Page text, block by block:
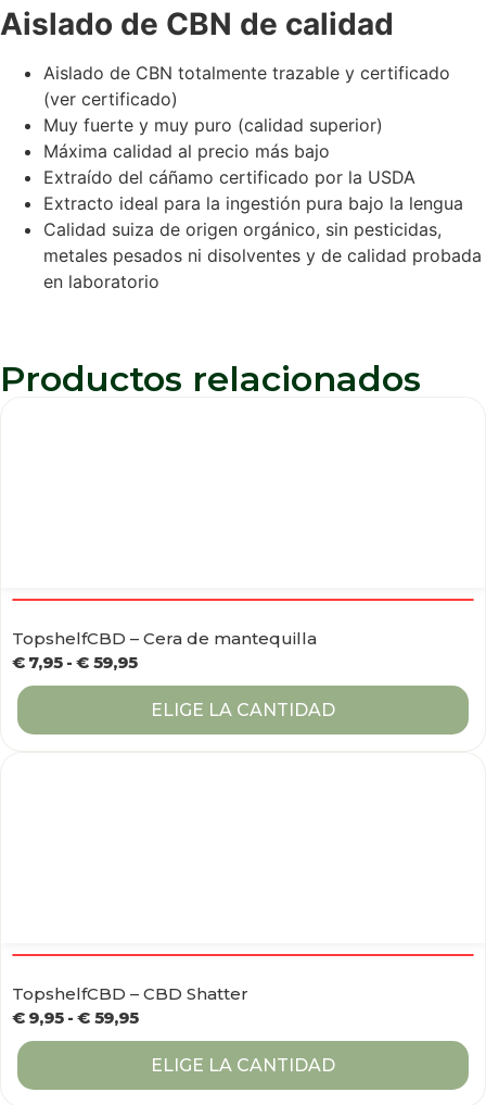
Aislado de CBN de calidad
Aislado de CBN totalmente trazable y certificado
(ver certificado)
Muy fuerte y muy puro (calidad superior)
Máxima calidad al precio más bajo
Extraído del cáñamo certificado por la USDA
Extracto ideal para la ingestión pura bajo la lengua
Calidad suiza de origen orgánico, sin pesticidas,
metales pesados ni disolventes y de calidad probada
en laboratorio
Productos relacionados
TopshelfCBD – Cera de mantequilla
€7,95 - € 59,95
ELIGE LA CANTIDAD
TopshelfCBD – CBD Shatter
€9,95 - € 59,95
ELIGE LA CANTIDAD